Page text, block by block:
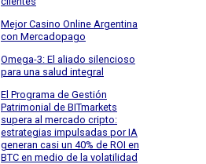
Mejor Casino Online Argentina
con Mercadopago
Omega-3: El aliado silencioso
para una salud integral
El Programa de Gestión
Patrimonial de BITmarkets
supera al mercado cripto:
estrategias impulsadas por IA
generan casi un 40% de ROI en
BTC en medio de la volatilidad